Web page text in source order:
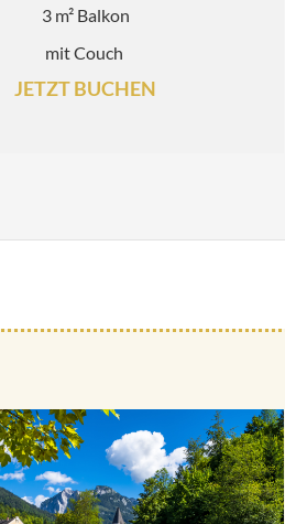
3 m² Balkon
mit Couch
JETZT BUCHEN